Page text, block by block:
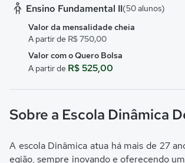
Ensino Fundamental II(50 alunos)
Valor da mensalidade cheia
A partir de R$ 750,00
Valor com o Quero Bolsa
A partir de R$ 525,00
Sobre a Escola Dinâmica
A escola Dinâmica atua há mais de 27
egião, sempre inovando e oferecendo